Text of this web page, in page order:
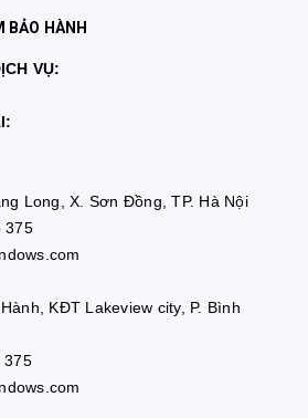
BẢO HÀNH
VỤ:
Long, X. Sơn Đồng, TP. Hà Nội
375
KĐT Lakeview city, P. Bình
375